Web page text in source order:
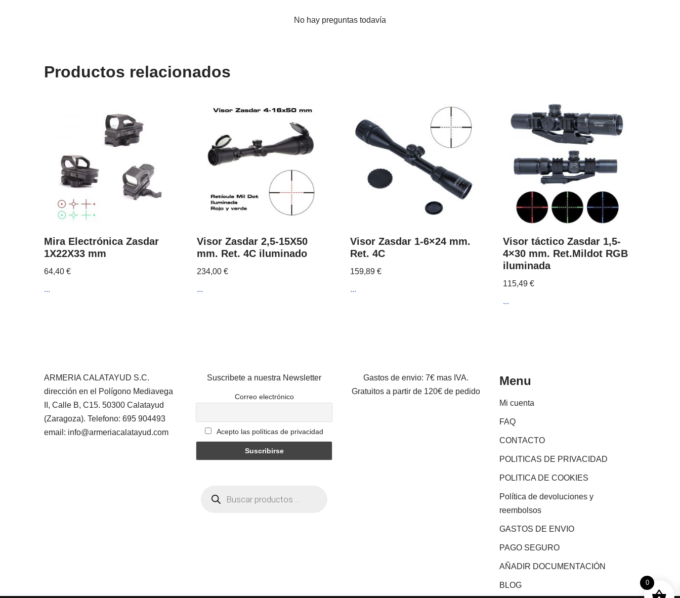
No hay preguntas todavía
Productos relacionados
Mira Electrónica Zasdar
1X22X33 mm
64,40 €
...
Visor Zasdar 2,5-15X50
mm. Ret. 4C iluminado
234,00€
...
Visor Zasdar 1-6×24 mm.
Ret. 4C
159,89 €
...
Visor táctico Zasdar 1,5-
4×30 mm. Ret.Mildot RGB
iluminada
115,49€
...
ARMERIA CALATAYUD S.C.
dirección en el Polígono Mediavega
II, Calle B, C15. 50300 Calatayud
(Zaragoza). Telefono: 695 904493
email: info@armeriacalatayud.com
Suscribete a nuestra Newsletter
Correo electrónico
Acepto las políticas de privacidad
Gastos de envio: 7€ mas IVA.
Gratuitos a partir de 120€ de pedido
Menu
Mi cuenta
FAQ
CONTACTO
POLITICAS DE PRIVACIDAD
POLITICA DE COOKIES
Política de devoluciones y
reembolsos
GASTOS DE ENVIO
PAGO SEGURO
AÑADIR DOCUMENTACIÓN
BLOG 0